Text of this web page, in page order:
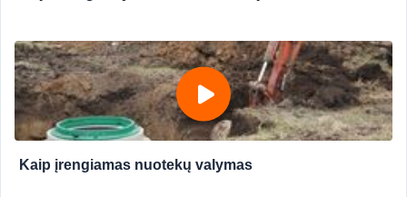
Kaip įrengiamas nuotekų valymas